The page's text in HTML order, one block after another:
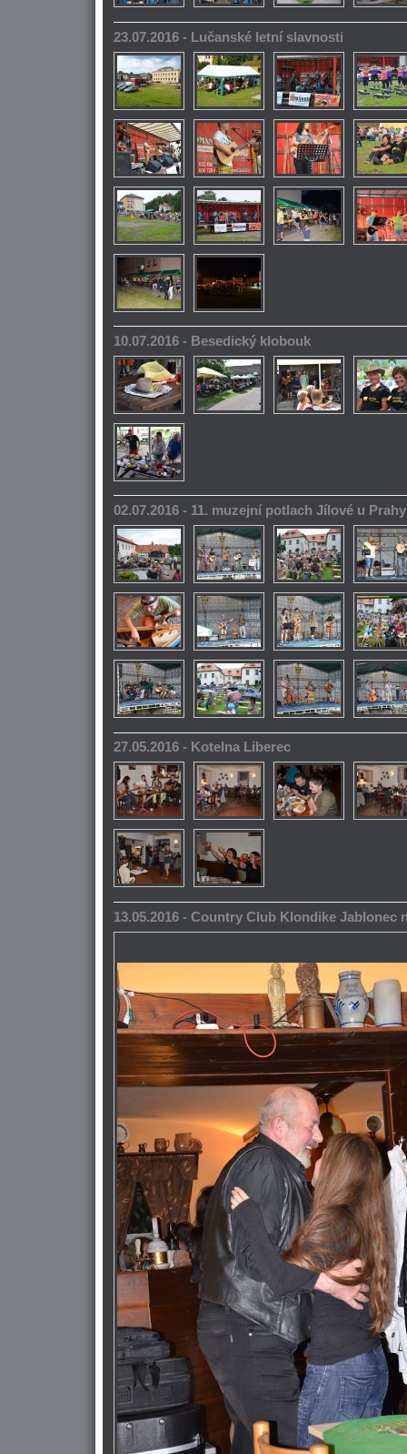
23.07.2016 - Lučanské letní slavnosti
10.07.2016 - Besedický klobouk
02.07.2016 - 11. muzejní potlach Jílové u Prahy
27.05.2016 - Kotelna Liberec
13.05.2016 - Country Club Klondike Jablonec